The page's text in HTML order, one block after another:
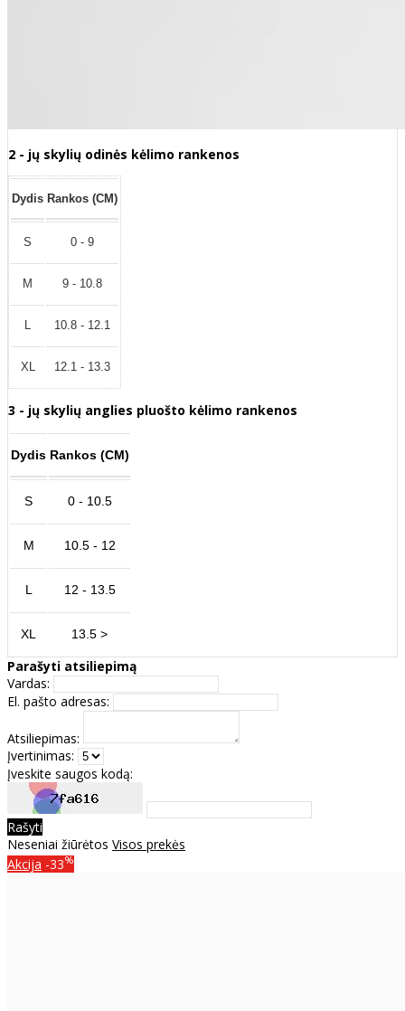
2 - jų skylių odinės kėlimo rankenos
Dydis Rankos (CM)
S 0 - 9
M 9 - 10.8
L 10.8 - 12.1
XL 12.1 - 13.3
3 - jų skylių anglies pluošto kėlimo rankenos
Dydis Rankos (CM)
S 0 - 10.5
M 10.5 - 12
L 12 - 13.5
XL 13.5 >
Parašyti atsiliepimą
Vardas:
El. pašto adresas:
Atsiliepimas:
Įvertinimas:
Įveskite saugos kodą:
Rašyti
Neseniai žiūrėtos Visos prekės
Akcija -33%